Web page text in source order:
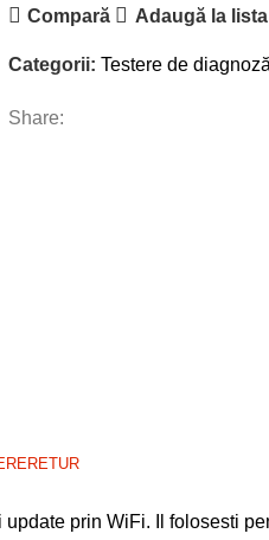
Compară Adaugă la
Categorii: Testere de
Share:
RETUR
prin WiFi. Il folosesti